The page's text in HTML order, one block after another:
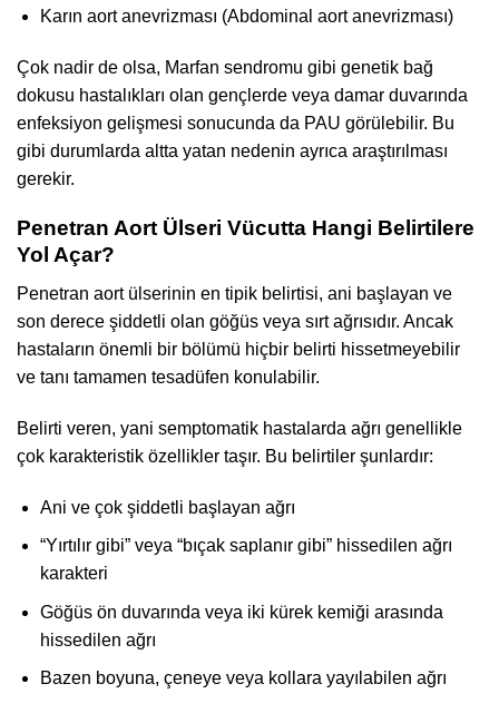
Karın aort anevrizması (Abdominal aort anevrizması)
Çok nadir de olsa, Marfan sendromu gibi genetik bağ
dokusu hastalıkları olan gençlerde veya damar duvarında
enfeksiyon gelişmesi sonucunda da PAU görülebilir. Bu
gibi durumlarda altta yatan nedenin ayrıca araştırılması
gerekir.
Penetran Aort Ülseri Vücutta Hangi Belirtilere
Yol Açar?
Penetran aort ülserinin en tipik belirtisi, ani başlayan ve
son derece şiddetli olan göğüs veya sırt ağrısıdır. Ancak
hastaların önemli bir bölümü hiçbir belirti hissetmeyebilir
ve tanı tamamen tesadüfen konulabilir.
Belirti veren, yani semptomatik hastalarda ağrı genellikle
çok karakteristik özellikler taşır. Bu belirtiler şunlardır:
Ani ve çok şiddetli başlayan ağrı
“Yırtılır gibi” veya “bıçak saplanır gibi” hissedilen ağrı
karakteri
Göğüs ön duvarında veya iki kürek kemiği arasında
hissedilen ağrı
Bazen boyuna, çeneye veya kollara yayılabilen ağrı